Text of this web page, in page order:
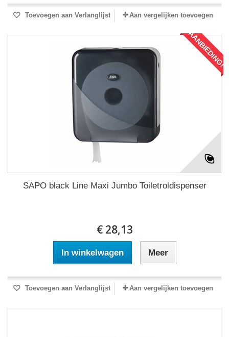
Toevoegen aan Verlanglijst Aan vergelijken toevoegen
AANBIEDING!
SAPO black Line Maxi Jumbo Toiletroldispenser
€ 28,13
In winkelwagen Meer
Toevoegen aan Verlanglijst Aan vergelijken toevoegen